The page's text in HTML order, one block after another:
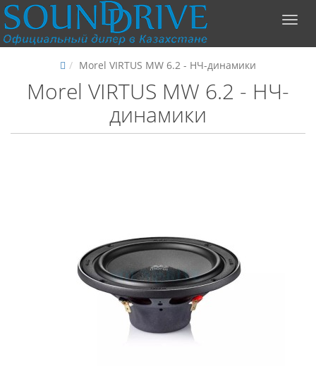
Morel VIRTUS MW 6.2 - НЧ-динамики
Morel VIRTUS MW 6.2 - НЧ-
динамики